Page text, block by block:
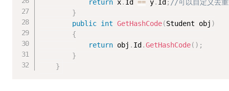
return x. Id == y. Id ; //可以自定义去重
}
public int GetHashCode(Student obj )
{
return obj . Id .GetHashCode( ) ;
}
}